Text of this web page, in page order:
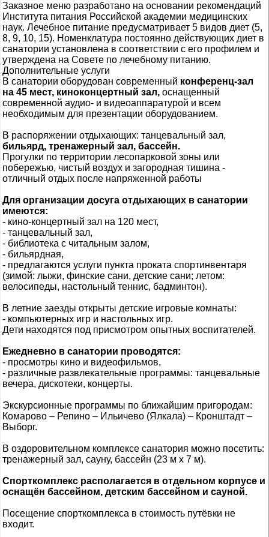
Заказное меню разработано на основании рекомендаций
Института питания Российской академии медицинских
наук. Лечебное питание предусматривает 5 видов диет (5,
8, 9, 10, 15). Номенклатура постоянно действующих диет в
санатории установлена в соответствии с его профилем и
утверждена на Совете по лечебному питанию.
Дополнительные услуги
В санатории оборудован современный конференц-зал
на 45 мест, киноконцертный зал, оснащенный
современной аудио- и видеоаппаратурой и всем
необходимым для презентации оборудованием.
В распоряжении отдыхающих: танцевальный зал,
бильярд, тренажерный зал, бассейн.
Прогулки по территории лесопарковой зоны или
побережью, чистый воздух и загородная тишина -
отличный отдых после напряженной работы
Для организации досуга отдыхающих в санатории
имеются:
- кино-концертный зал на 120 мест,
- танцевальный зал,
- библиотека с читальным залом,
- бильярдная,
- предлагаются услуги пункта проката спортинвентаря
(зимой: лыжи, финские сани, детские сани; летом:
велосипеды, настольный теннис, бадминтон).
В летние заезды открыты детские игровые комнаты:
- компьютерных игр и настольных игр.
Дети находятся под присмотром опытных воспитателей.
Ежедневно в санатории проводятся:
- просмотры кино и видеофильмов,
- различные развлекательные программы: танцевальные
вечера, дискотеки, концерты.
Экскурсионные программы по ближайшим пригородам:
Комарово – Репино – Ильичево (Ялкала) – Кронштадт –
Выборг.
В оздоровительном комплексе санатория можно посетить:
тренажерный зал, сауну, бассейн (23 м х 7 м).
Спорткомплекс располагается в отдельном корпусе и
оснащён бассейном, детским бассейном и сауной.
Посещение спорткомплекса в стоимость путёвки не
входит.